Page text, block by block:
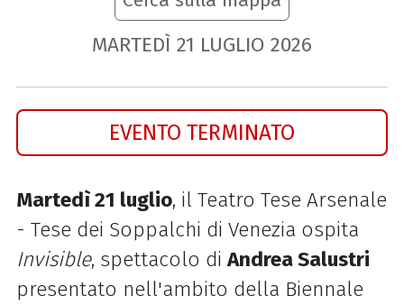
MARTEDÌ 21 LUGLIO 2026
EVENTO TERMINATO
Martedì 21 luglio, il Teatro Tese Arsenale
- Tese dei Soppalchi di Venezia ospita
Invisible, spettacolo diAndrea Salustri
presentato nell'ambito della Biennale